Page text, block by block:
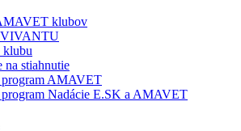
klubov
VIVANTU
klubu
na stiahnutie
AMAVET
Nadácie E.SK a AMAVET